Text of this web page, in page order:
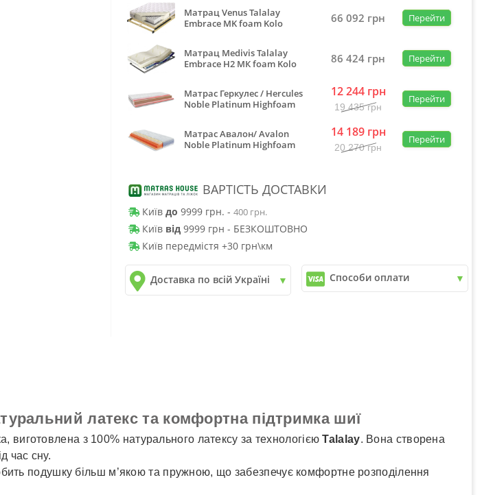
Матрац Venus Talalay
Embrace MK foam Kolo
66 092 грн Перейти
Матрац Medivis Talalay
Embrace H2 MК foam Kolo
86 424 грн Перейти
Матрас Геркулес / Hercules
Noble Platinum Highfoam
12 244 грн
19 435грн
Перейти
Матрас Авалон/ Avalon
Noble Platinum Highfoam
14 189 грн
20 270грн
Перейти
ВАРТІСТЬ ДОСТАВКИ
Київ до 9999 грн. - 400 грн.
Київ від9999 грн - БЕЗКОШТОВНО
Київ передмістя +30 грн\км
Доставка по всій Україні Способи оплати
латекс та комфортна підтримка шиї
з 100% натурального латексу за технологієюTalalay. Вона створена
час сну.
подушку більш м’якою та пружною, що забезпечує комфортне розподілення